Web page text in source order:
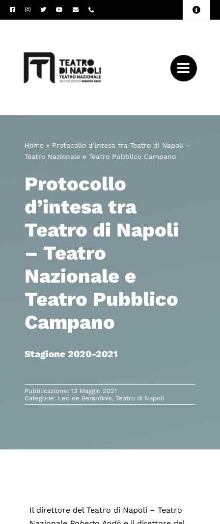
Salta
al
Toggle
Home» Protocollo d’intesa tra Teatro di Napoli –
Teatro Nazionale e Teatro Pubblico Campano
Protocollo
d’intesa tra
Teatro di Napoli
– Teatro
Nazionale e
Teatro Pubblico
Campano
Stagione 2020-2021
Pubblicazione: 13 Maggio 2021
Categorie: Leo de Berardinis, Teatro di Napoli
Il direttore del Teatro di Napoli – Teatro